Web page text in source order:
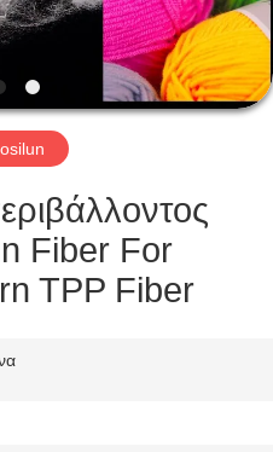
Fiber For
TPP Fiber